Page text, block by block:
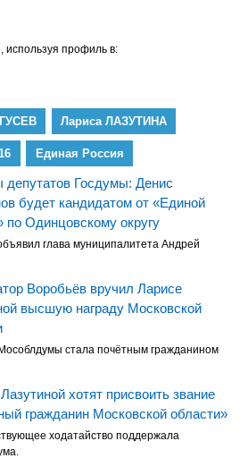
используя профиль в:
Лариса ЛАЗУТИНА
Единая Россия
Госдумы: Денис
будет кандидатом от «Единой
по Одинцовскому округу
глава муниципалитета Андрей
Воробьёв вручил Ларисе
высшую награду Московской
стала почётным гражданином
хотят присвоить звание
гражданин Московской области»
ходатайство поддержала